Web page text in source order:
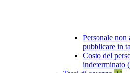
Personale non
pubblicare in
Costo del
indeterminato